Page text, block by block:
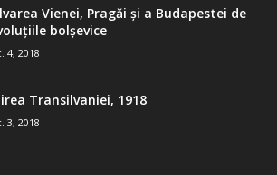
Vienei, Pragăi şi a Budapestei de
bolşevice
4, 2018
Transilvaniei, 1918
3, 2018